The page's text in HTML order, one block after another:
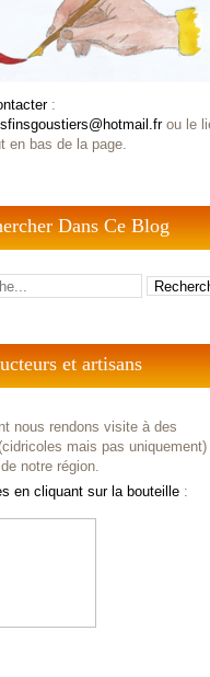
:
ou le
en bas de la page.
Dans Ce Blog
et artisans
nous rendons visite à des
mais pas uniquement)
notre région.
en cliquant sur la bouteille :